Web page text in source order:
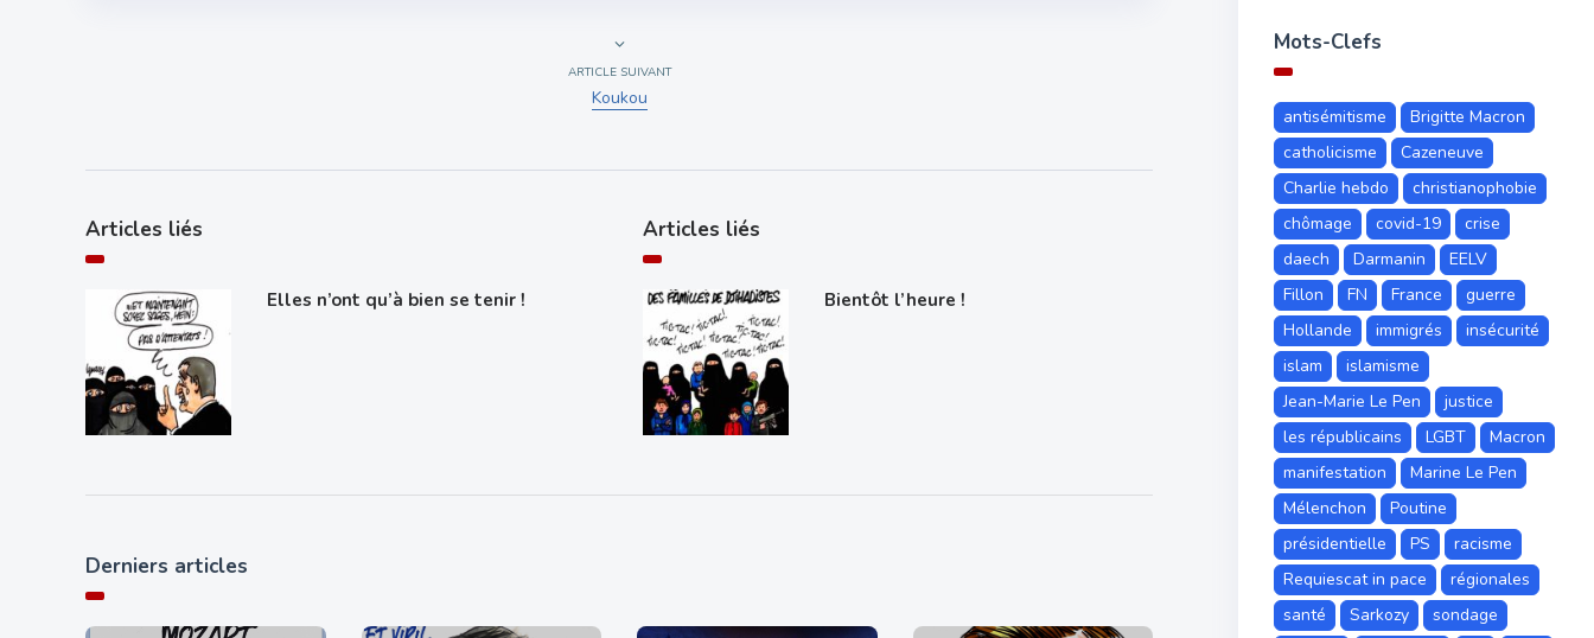
ARTICLE SUIVANT
Koukou
Articles liés
Elles n’ont qu’à bien se tenir !
Articles liés
Bientôt l’heure !
Derniers articles
Mots-Clefs
antisémitisme
Brigitte Macron
catholicisme
Cazeneuve
Charlie hebdo
christianophobie
chômage
covid-19
crise
daech
Darmanin
EELV
Fillon
FN France
guerre
Hollande
immigrés
insécurité
islam
islamisme
Jean-Marie Le Pen
justice
les républicains
LGBT
Macron
manifestation
Marine Le Pen
Mélenchon
Poutine
présidentielle
PS
racisme
Requiescat in pace
régionales
santé
Sarkozy
sondage